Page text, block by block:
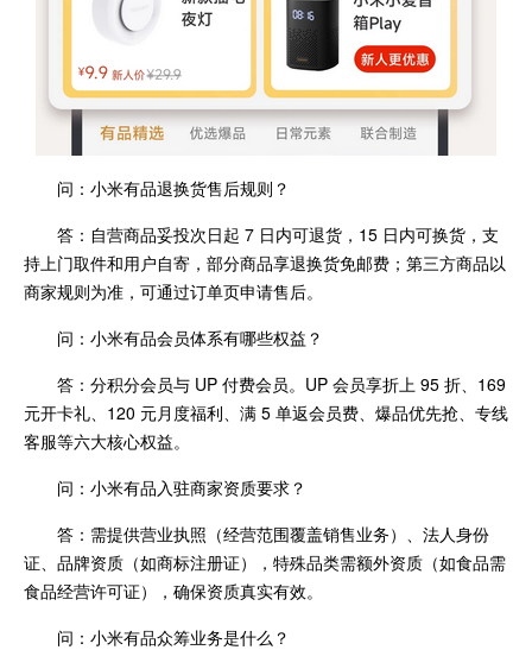
问：小米有品退换货售后规则？
答：自营商品妥投次日起 7 日内可退货，15 日内可换货，支
持上门取件和用户自寄，部分商品享退换货免邮费；第三方商品以
商家规则为准，可通过订单页申请售后。
问：小米有品会员体系有哪些权益？
答：分积分会员与 UP 付费会员。UP 会员享折上 95 折、169
元开卡礼、120 元月度福利、满 5 单返会员费、爆品优先抢、专线
客服等六大核心权益。
问：小米有品入驻商家资质要求？
答：需提供营业执照（经营范围覆盖销售业务）、法人身份
证、品牌资质（如商标注册证），特殊品类需额外资质（如食品需
食品经营许可证），确保资质真实有效。
问：小米有品众筹业务是什么？